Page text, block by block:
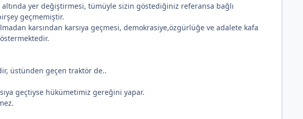
yer değiştirmesi, tümüyle sizin göstediğiniz referansa bağlı
geçmemiştir.
karsından karsıya geçmesi, demokrasiye,özgürlüğe ve adalete kafa
üstünden geçen traktör de..
geçtiyse hükümetimiz gereğini yapar.